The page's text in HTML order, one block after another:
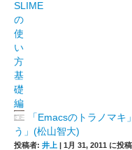
「Emacsのトラノマ
う」(松山智大)
投稿者: 井上 | 1月 31, 2011 に投